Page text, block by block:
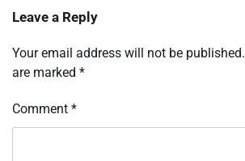
Leave a Reply
Your email address will not be published.
are marked *
Comment *